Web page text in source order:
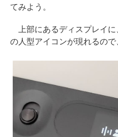
てみよう。
上部にあるディスプレイに
の人型アイコンが現れるので